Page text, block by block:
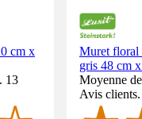
cm x
13
Muret floral
gris 48 cm
Moyenne
Avis clients.